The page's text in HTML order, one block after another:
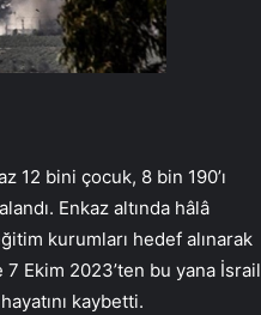
12 bini çocuk, 8 bin 190’ı
Enkaz altında hâlâ
kurumları hedef alınarak
7 Ekim 2023’ten bu yana İsrail
kaybetti.